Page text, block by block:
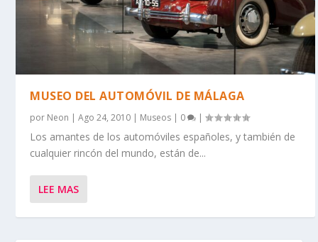
MUSEO DEL AUTOMÓVIL DE MÁLAGA
por Neon |Ago 24, 2010 | Museos | 0 |
Los amantes de los automóviles españoles, y también de
cualquier rincón del mundo, están de...
LEE MAS